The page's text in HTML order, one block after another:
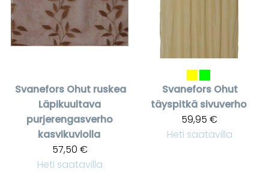
Svanefors Ohut ruskea
Läpikuultava
purjerengasverho
kasvikuviolla
57,50 €
Heti saatavilla
Svanefors Ohut
täyspitkä sivuverho
59,95 €
Heti saatavilla